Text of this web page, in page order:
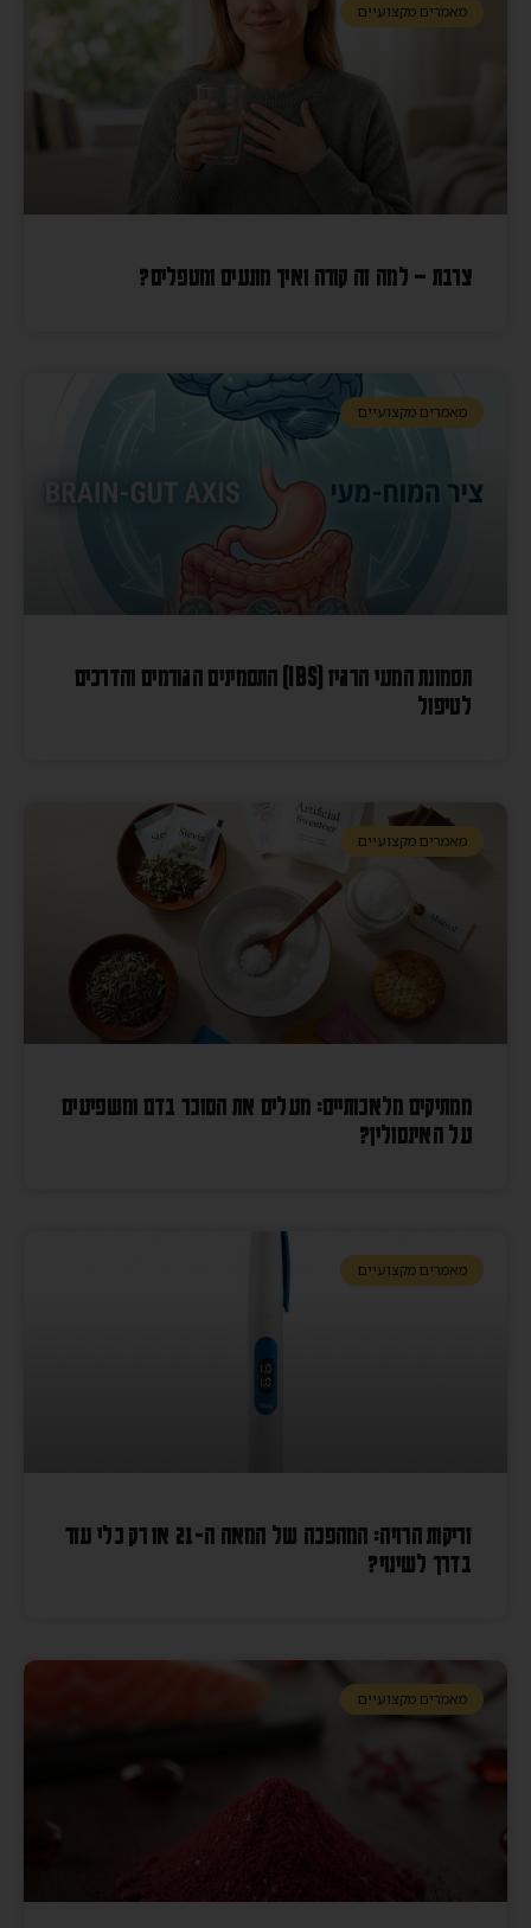
מאמרים מקצועיים
צרבת – למה זה קורה ואיך מונעים ומטפלים?
מאמרים מקצועיים
תסמונת המעי הרגיז (IBS) התסמינים הגורמים והדרכים
לטיפול
מאמרים מקצועיים
ממתיקים מלאכותיים: מעלים את הסוכר בדם ומשפיעים
על האינסולין?
מאמרים מקצועיים
זריקות הרזיה: המהפכה של המאה ה-21 או רק כלי עזר
בדרך לשינוי?
מאמרים מקצועיים